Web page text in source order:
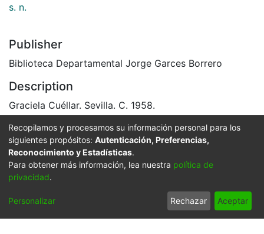
s. n.
Publisher
Biblioteca Departamental Jorge Garces Borrero
Description
Graciela Cuéllar. Sevilla. C. 1958.
El Archivo del Patrimonio Fotográfico y Fílmico del
Valle del Cauca es responsabilidad de la Biblioteca
Departamental del Valle Jorge Garcés Borrero, por
convenio de cooperación suscrito con la Secretaria
del Cultura Departamental, con el fin de aunar
esfuerzos para su conservación, preservación y
divulgación del Archivo entre la comunidad
Vallecaucana, especialmente entre los estudiantes e
Recopilamos y procesamos su información personal para los
siguientes propósitos: Autenticación, Preferencias,
Reconocimiento y Estadísticas.
Para obtener más información, lea nuestra política de
privacidad.
Personalizar Rechazar Aceptar